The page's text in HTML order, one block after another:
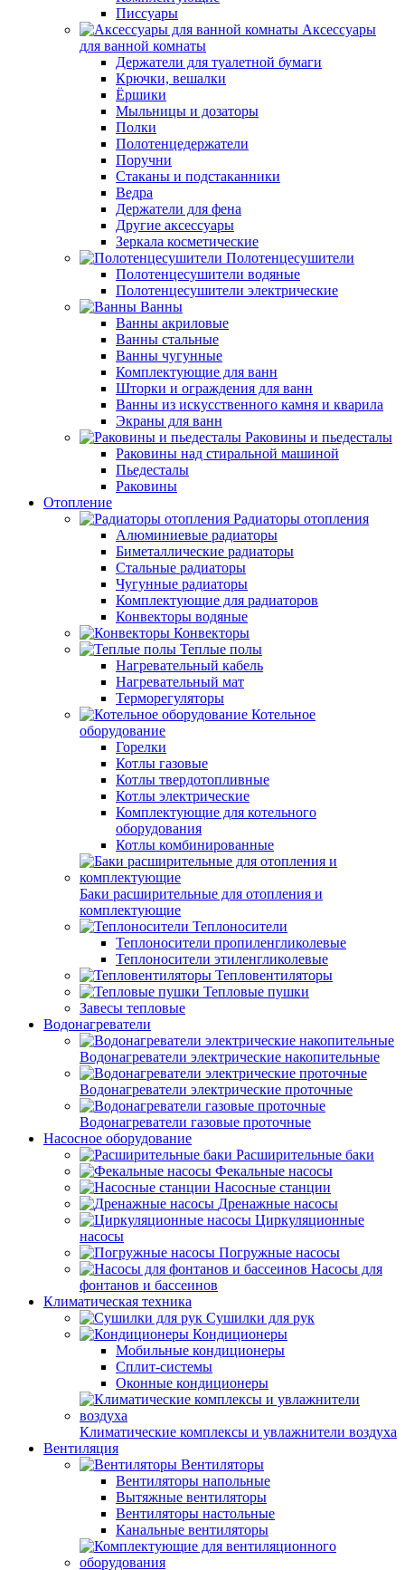
Писсуары
Аксессуары
для ванной комнаты
Держатели для туалетной бумаги
Крючки, вешалки
Ёршики
Мыльницы и дозаторы
Полки
Полотенцедержатели
Поручни
Стаканы и подстаканники
Ведра
Держатели для фена
Другие аксессуары
Зеркала косметические
Полотенцесушители
Полотенцесушители водяные
Полотенцесушители электрические
Ванны
Ванны акриловые
Ванны стальные
Ванны чугунные
Комплектующие для ванн
Шторки и ограждения для ванн
Ванны из искусственного камня и кварила
Экраны для ванн
Раковины и пьедесталы
Раковины над стиральной машиной
Пьедесталы
Раковины
Отопление
Радиаторы отопления
Алюминиевые радиаторы
Биметаллические радиаторы
Стальные радиаторы
Чугунные радиаторы
Комплектующие для радиаторов
Конвекторы водяные
Конвекторы
Теплые полы
Нагревательный кабель
Нагревательный мат
Терморегуляторы
Котельное
оборудование
Горелки
Котлы газовые
Котлы твердотопливные
Котлы электрические
Комплектующие для котельного
оборудования
Котлы комбинированные
Баки расширительные для отопления и
комплектующие
Теплоносители
Теплоносители пропиленгликолевые
Теплоносители этиленгликолевые
Тепловентиляторы
Тепловые пушки
Завесы тепловые
Водонагреватели
Водонагреватели электрические накопительные
Водонагреватели электрические проточные
Водонагреватели газовые проточные
Насосное оборудование
Расширительные баки
Фекальные насосы
Насосные станции
Дренажные насосы
Циркуляционные
насосы
Погружные насосы
Насосы для
фонтанов и бассеинов
Климатическая техника
Сушилки для рук
Кондиционеры
Мобильные кондиционеры
Сплит-системы
Оконные кондиционеры
Климатические комплексы и увлажнители воздуха
Вентиляция
Вентиляторы
Вентиляторы напольные
Вытяжные вентиляторы
Вентиляторы настольные
Канальные вентиляторы